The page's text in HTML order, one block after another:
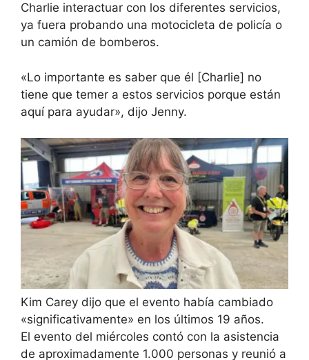
Charlie interactuar con los diferentes servicios,
ya fuera probando una motocicleta de policía o
un camión de bomberos.
«Lo importante es saber que él [Charlie] no
tiene que temer a estos servicios porque están
aquí para ayudar», dijo Jenny.
Kim Carey dijo que el evento había cambiado
«significativamente» en los últimos 19 años.
El evento del miércoles contó con la asistencia
de aproximadamente 1.000 personas y reunió a